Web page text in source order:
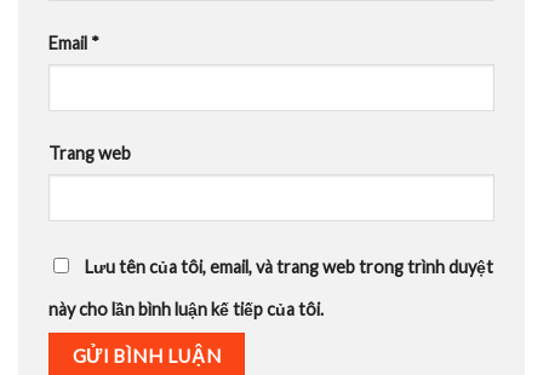
Email *
Trang web
Lưu tên của tôi, email, và trang web trong trình duyệt
này cho lần bình luận kế tiếp của tôi.